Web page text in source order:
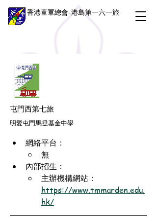
香港童軍總會-港島第一六一旅
屯門西第七旅
明愛屯門馬登基金中學
網絡平台：
無
內部招生：
主辦機構網站：
https://www.tmmarden.edu.
hk/